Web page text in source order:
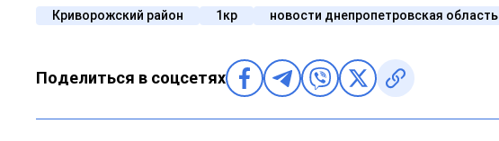
Криворожский район 1кр новости днепропетровская область
Поделиться в соцсетях